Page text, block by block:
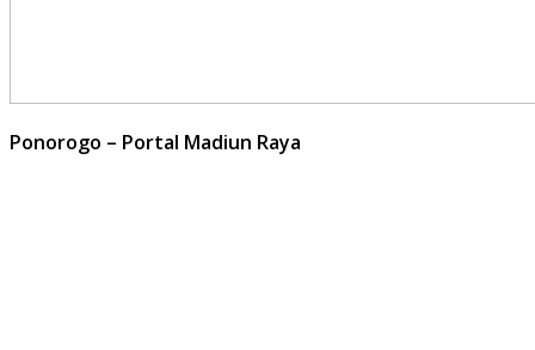
Ponorogo – Portal Madiun Raya